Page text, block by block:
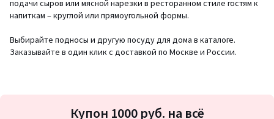
подачи сыров или мясной нарезки в ресторанном стиле гостям к
напиткам – круглой или прямоугольной формы.
Выбирайте подносы и другую посуду для дома в каталоге.
Заказывайте в один клик с доставкой по Москве и России.
Купон 1000 руб. на всё